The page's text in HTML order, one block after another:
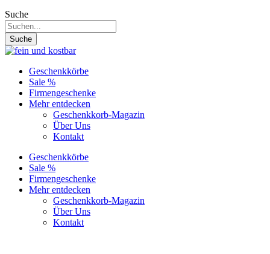
Suche
Suche
Geschenkkörbe
Sale %
Firmengeschenke
Mehr entdecken
Geschenkkorb-Magazin
Über Uns
Kontakt
Geschenkkörbe
Sale %
Firmengeschenke
Mehr entdecken
Geschenkkorb-Magazin
Über Uns
Kontakt